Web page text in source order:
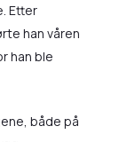
Etter
han våren
han ble
både på